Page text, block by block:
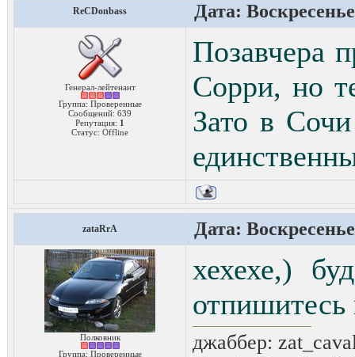
ReCDonbass Дата:
Генерал-лейтенант
Группа: Проверенные
Сообщений: 639
Репутация: 1
Статус: Offline
Позавчера
Сорри, но
Зато в
zataRrA Дата:
Полковник
Группа: Проверенные
хехехе,)
отпишитесь
джаббер: